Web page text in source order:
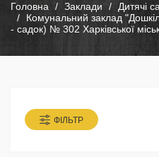
Головна Заклади Дитячі
Комунальний заклад
- садок) № 302 Харківської
ФІЛЬТР